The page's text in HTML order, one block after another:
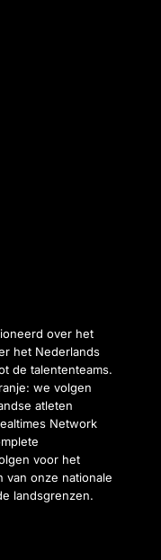
over het
het Nederlands
de talententeams.
we volgen
atleten
Network
voor het
van onze nationale
landsgrenzen.